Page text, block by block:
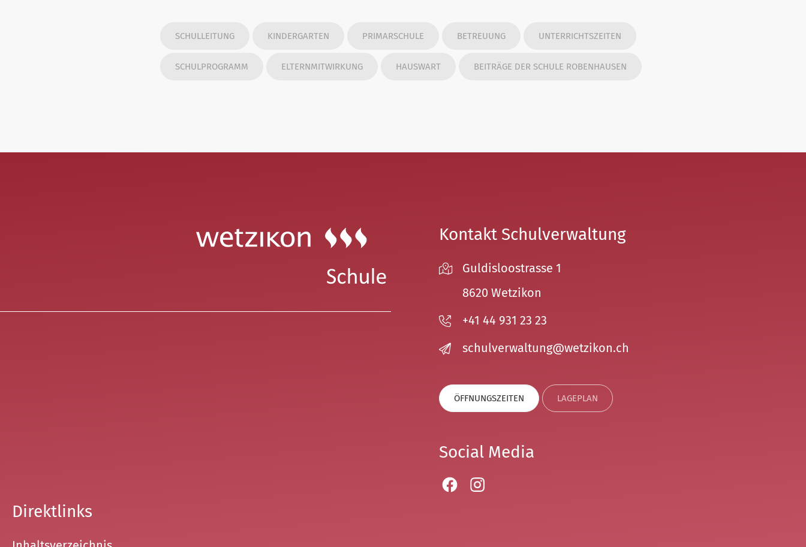
SCHULLEITUNG KINDERGARTEN PRIMARSCHULE BETREUUNG UNTERRICHTSZEITEN
SCHULPROGRAMM ELTERNMITWIRKUNG HAUSWART BEITRÄGE DER SCHULE ROBENHAUSEN
Kontakt Schulverwaltung
Guldisloostrasse 1
8620 Wetzikon
+41 44 931 23 23
sch
lv rw lt ng w tz k n ch
ÖFFNUNGSZEITEN LAGEPLAN
Social Media
Direktlinks